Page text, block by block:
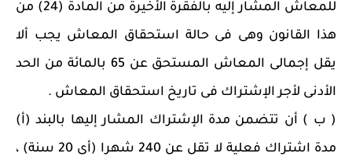
للمعاش المشار إليه بالفقرة الأخيرة من المادة (24) من
هذا القانون وهى فى حالة استحقاق المعاش يجب ألا
يقل إجمالى المعاش المستحق عن 65 بالمائة من الحد
الأدنى لأجر الإشتراك فى تاريخ استحقاق المعاش .
( ب ) أن تتضمن مدة الإشتراك المشار إليها بالبند (أ)
مدة اشتراك فعلية لا تقل عن 240 شهرا (أى 20 سنة) ،